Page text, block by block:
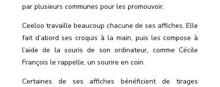
par plusieurs communes pour les promouvoir.
Ceeloo travaille beaucoup chacune de ses affiches. Elle
fait d’abord ses croquis à la main, puis les compose à
l’aide de la souris de son ordinateur, comme Cécile
François le rappelle, un sourire en coin.
Certaines de ses affiches bénéficient de tirages